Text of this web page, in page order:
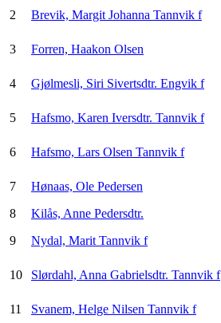
2 Brevik, Margit Johanna Tannvik f
3 Forren, Haakon Olsen
4 Gjølmesli, Siri Sivertsdtr. Engvik f
5 Hafsmo, Karen Iversdtr. Tannvik f
6 Hafsmo, Lars Olsen Tannvik f
7 Hønaas, Ole Pedersen
8
Kilås, Anne Pedersdtr.
9
Nydal, Marit Tannvik f
10 Slørdahl, Anna Gabrielsdtr. Tannvik f
11 Svanem, Helge Nilsen Tannvik f